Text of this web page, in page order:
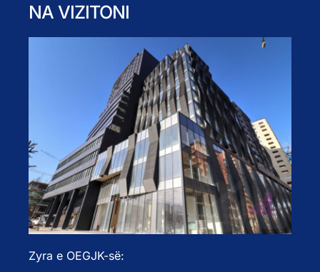
NA VIZITONI
Zyra e OEGJK-së: